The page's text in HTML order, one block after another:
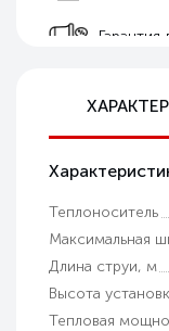
Гарантия
Теплоноситель
Максимальная
Длина струи, м
Высота
Тепловая